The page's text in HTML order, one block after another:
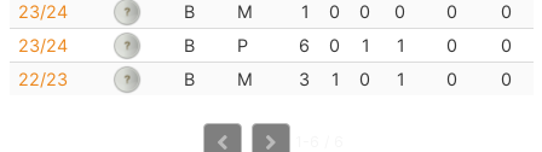
23/24
B M 1 0 0 0 0
0
23/24
B P 6 0 1 1 0
0
22/23
B M 3 1 0 1 0 0